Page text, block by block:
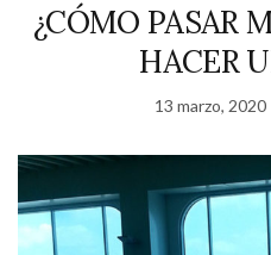
¿CÓMO PASAR
HACER
13 marzo, 2020